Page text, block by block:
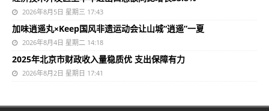
2026年8月5日 星期三 17:43
加味逍遥丸×Keep国风非遗运动会让山城“逍遥”一夏
2026年8月4日 星期二 14:18
2025年北京市财政收入量稳质优 支出保障有力
2026年8月2日 星期日 17:41